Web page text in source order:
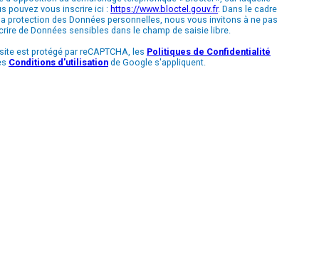
pouvez vous inscrire ici : https://www.bloctel.gouv.fr. Dans le cadre
protection des Données personnelles, nous vous invitons à ne pas
de Données sensibles dans le champ de saisie libre.
est protégé par reCAPTCHA, les Politiques de Confidentialité
Conditions d'utilisation de Google s'appliquent.